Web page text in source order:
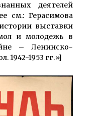
деятелей
см.: Герасимова
выставки
и молодежь в
– Ленинско-
1942-1953 гг.»]